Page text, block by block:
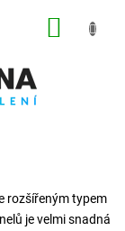
rozšířeným typem
je velmi snadná